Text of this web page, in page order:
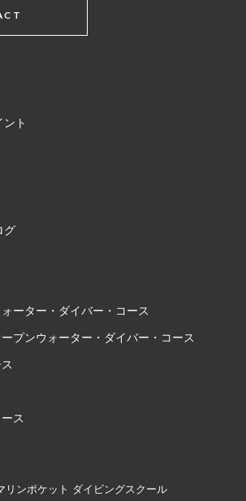
ント
グ
ーター・ダイバー・コース
プンウォーター・ダイバー・コース
ス
リンポケット ダイビングスクール